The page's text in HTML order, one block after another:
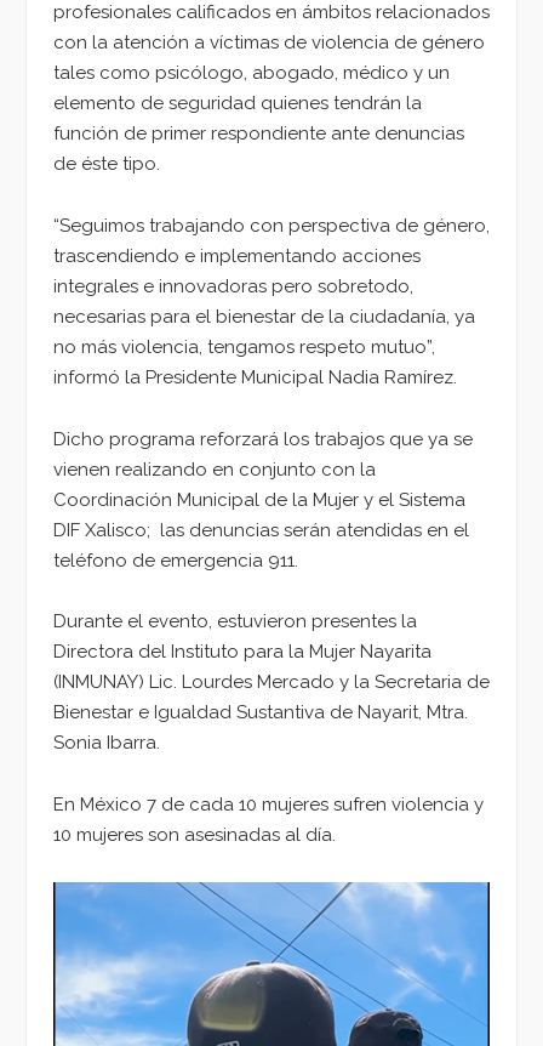
profesionales calificados en ámbitos relacionados
con la atención a víctimas de violencia de género
tales como psicólogo, abogado, médico y un
elemento de seguridad quienes tendrán la
función de primer respondiente ante denuncias
de éste tipo.
“Seguimos trabajando con perspectiva de género,
trascendiendo e implementando acciones
integrales e innovadoras pero sobretodo,
necesarias para el bienestar de la ciudadanía, ya
no más violencia, tengamos respeto mutuo”,
informó la Presidente Municipal Nadia Ramírez.
Dicho programa reforzará los trabajos que ya se
vienen realizando en conjunto con la
Coordinación Municipal de la Mujer y el Sistema
DIF Xalisco; las denuncias serán atendidas en el
teléfono de emergencia 911.
Durante el evento, estuvieron presentes la
Directora del Instituto para la Mujer Nayarita
(INMUNAY) Lic. Lourdes Mercado y la Secretaria de
Bienestar e Igualdad Sustantiva de Nayarit, Mtra.
Sonia Ibarra.
En México 7 de cada 10 mujeres sufren violencia y
10 mujeres son asesinadas al día.
Reproductor
vídeo